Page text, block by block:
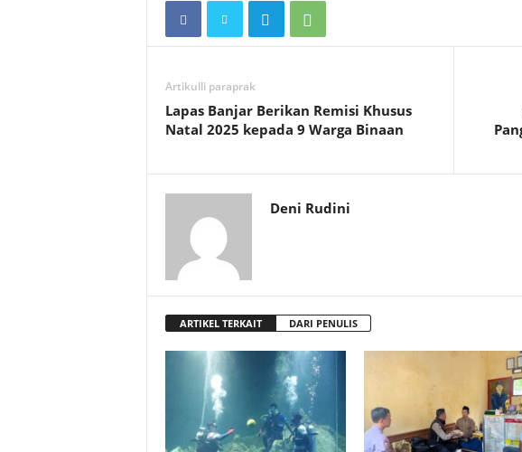
Artikulli paraprak
Lapas Banjar Berikan Remisi Khusus
Natal 2025 kepada 9 Warga Binaan
Deni Rudini
ARTIKEL TERKAIT DARI PENULIS